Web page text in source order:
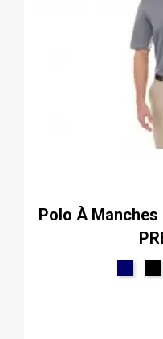
Polo À